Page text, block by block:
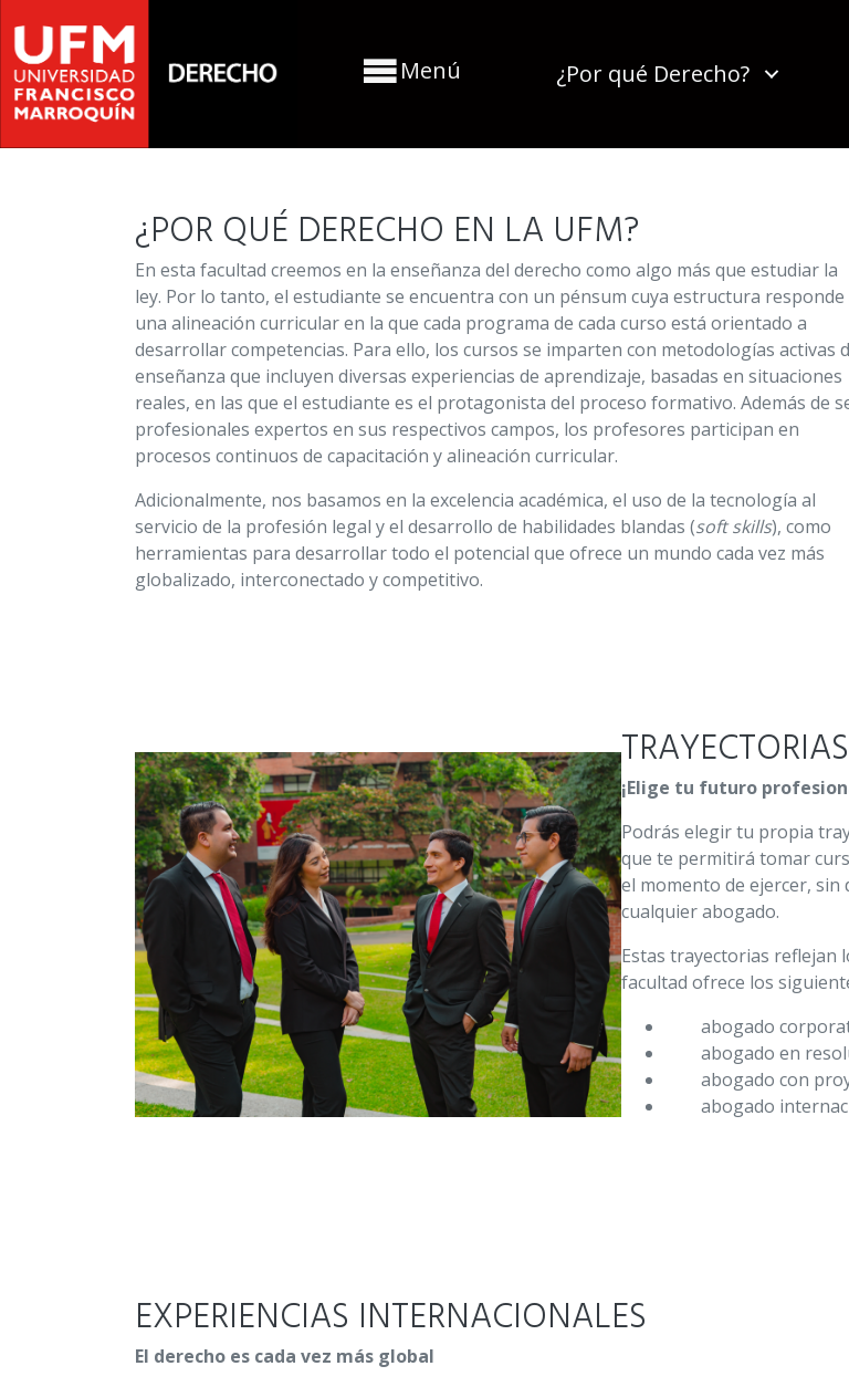
Menú ¿Por qué Derecho?
¿POR QUÉ DERECHO EN LA UFM?
En esta facultad creemos en la enseñanza del derecho como algo más que estudiar la
ley. Por lo tanto, el estudiante se encuentra con un pénsum cuya estructura responde
una alineación curricular en la que cada programa de cada curso está orientado a
desarrollar competencias. Para ello, los cursos se imparten con metodologías activas
enseñanza que incluyen diversas experiencias de aprendizaje, basadas en situaciones
reales, en las que el estudiante es el protagonista del proceso formativo. Además de
profesionales expertos en sus respectivos campos, los profesores participan en
procesos continuos de capacitación y alineación curricular.
Adicionalmente, nos basamos en la excelencia académica, el uso de la tecnología al
servicio de la profesión legal y el desarrollo de habilidades blandas (soft skills), como
herramientas para desarrollar todo el potencial que ofrece un mundo cada vez más
globalizado, interconectado y competitivo.
¡Elige tu futuro
Podrás elegir tu propia
que te permitirá tomar
el momento de ejercer, sin
cualquier abogado.
Estas trayectorias reflejan
facultad ofrece los
abogado
abogado en
abogado con
abogado
EXPERIENCIAS INTERNACIONALES
El derecho es cada vez más global